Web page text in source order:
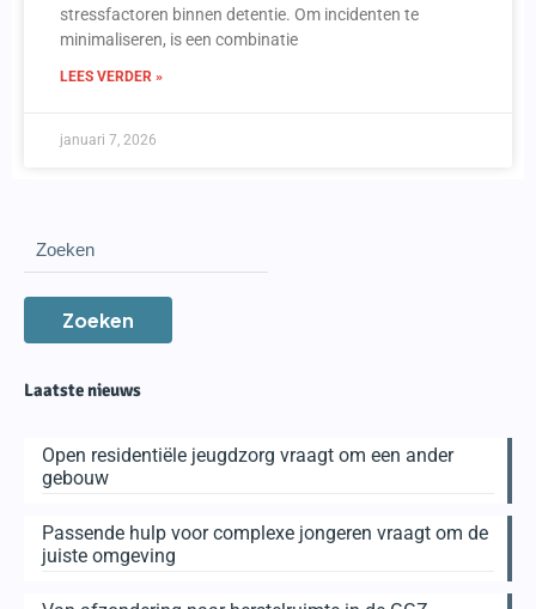
stressfactoren binnen detentie. Om incidenten te
minimaliseren, is een combinatie
LEES VERDER »
januari 7, 2026
Zoeken
Laatste nieuws
Open residentiële jeugdzorg vraagt om een ander
gebouw
Passende hulp voor complexe jongeren vraagt om de
juiste omgeving